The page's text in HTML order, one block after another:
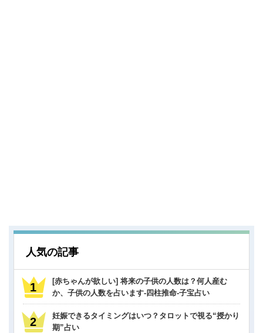
人気の記事
[赤ちゃんが欲しい] 将来の子供の人数は？何人産む
か、子供の人数を占います-四柱推命-子宝占い
妊娠できるタイミングはいつ？タロットで視る“授かり
期”占い